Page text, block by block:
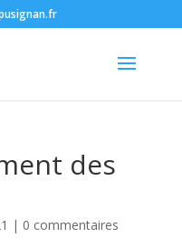
des
| 0 commentaires